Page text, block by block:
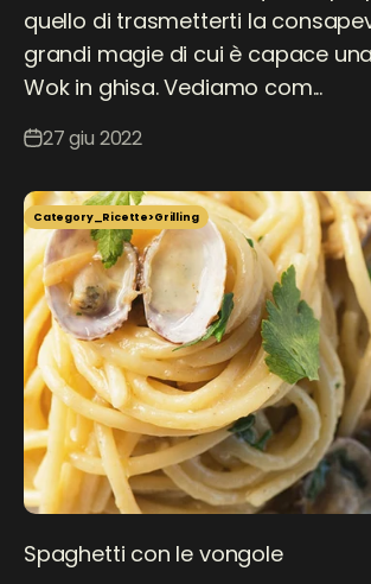
quello di trasmetterti la
grandi magie di cui è capace
Wok in ghisa. Vediamo com...
27 giu 2022
Category_Ricette>Grilling
Spaghetti con le vongole